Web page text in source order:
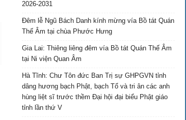
2026-2031
Đêm lễ Ngũ Bách Danh kính mừng vía Bồ tát Quán
Thế Âm tại chùa Phước Hưng
Gia Lai: Thiêng liêng đêm vía Bồ tát Quán Thế Âm
tại Ni viện Quan Âm
Hà Tĩnh: Chư Tôn đức Ban Trị sự GHPGVN tỉnh
dâng hương bạch Phật, bạch Tổ và tri ân các anh
hùng liệt sĩ trước thềm Đại hội đại biểu Phật giáo
tỉnh lần thứ V